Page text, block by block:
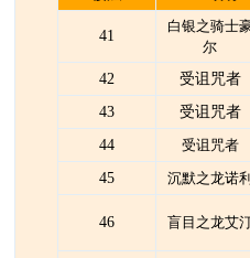
41
白银之骑士
尔
42
受诅咒者
43
受诅咒者
44
受诅咒者
45
沉默之龙诺
46 盲目之龙艾